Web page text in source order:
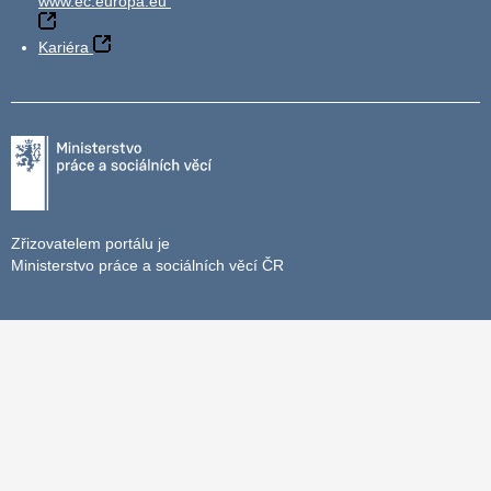
Kariéra
Zřizovatelem portálu je
Ministerstvo práce a sociálních věcí ČR